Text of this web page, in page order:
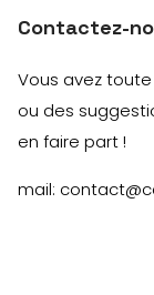
Contactez-
Vous avez
ou des
en faire part !
mail: